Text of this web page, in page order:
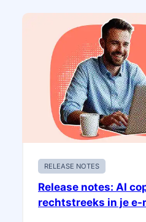
RELEASE NOTES
Release notes: AI
rechtstreeks in je